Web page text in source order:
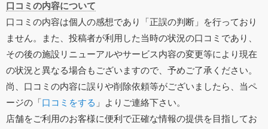
口コミの内容について
口コミの内容は個人の感想であり「正誤の判断」を行っており
ません。また、投稿者が利用した当時の状況の口コミであり、
その後の施設リニューアルやサービス内容の変更等により現在
の状況と異なる場合もございますので、予めご了承ください。
尚、口コミの内容に誤りや削除依頼等がございましたら、当ペ
ージの「口コミをする 」よりご連絡下さい。
店舗をご利用のお客様に便利で正確な情報の提供を目指してお